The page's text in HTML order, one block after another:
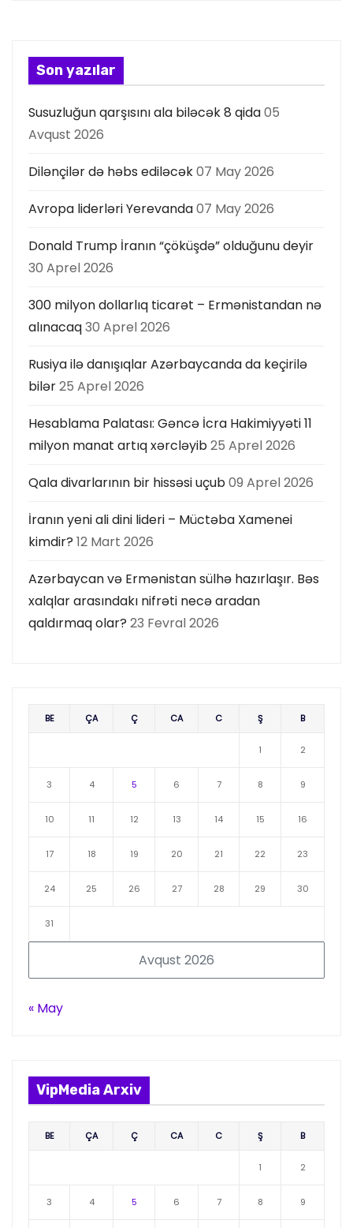
a
ı
Son yazılar
Susuzluğun qarşısını ala biləcək 8 qida05
Avqust 2026
Dilənçilər də həbs ediləcək07 May 2026
Avropa liderləri Yerevanda07 May 2026
Donald Trump İranın “çöküşdə” olduğunu deyir
30 Aprel 2026
300 milyon dollarlıq ticarət – Ermənistandan nə
alınacaq30 Aprel 2026
Rusiya ilə danışıqlar Azərbaycanda da keçirilə
bilər25 Aprel 2026
Hesablama Palatası: Gəncə İcra Hakimiyyəti 11
milyon manat artıq xərcləyib25 Aprel 2026
Qala divarlarının bir hissəsi uçub09 Aprel 2026
İranın yeni ali dini lideri – Müctəba Xamenei
kimdir? 12 Mart 2026
Azərbaycan və Ermənistan sülhə hazırlaşır. Bəs
xalqlar arasındakı nifrəti necə aradan
qaldırmaq olar? 23 Fevral 2026
Avqust 2026
BE ÇA Ç CA C Ş B
1 2
3 4 5 6 7 8 9
10 11 12 13 14 15 16
17 18 19 20 21 22 23
24 25 26 27 28 29 30
31
« May
VipMedia Arxiv
BE ÇA Ç CA C Ş B
1 2
3 4 5 6 7 8 9